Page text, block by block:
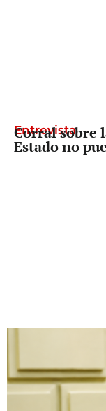
Entrevista
Corral sobre
Estado no
Diputado
Palo Oliver